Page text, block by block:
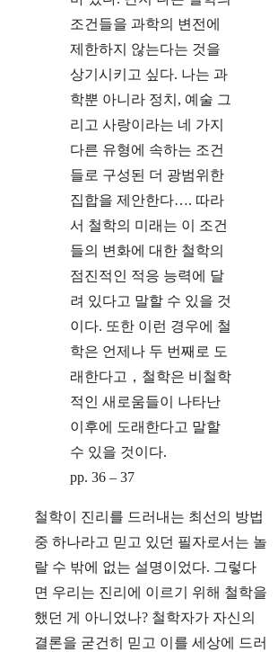
조건들을 과학의 변전에
제한하지 않는다는 것을
상기시키고 싶다. 나는 과
학뿐 아니라 정치, 예술 그
리고 사랑이라는 네 가지
다른 유형에 속하는 조건
들로 구성된 더 광범위한
집합을 제안한다…. 따라
서 철학의 미래는 이 조건
들의 변화에 대한 철학의
점진적인 적응 능력에 달
려 있다고 말할 수 있을 것
이다. 또한 이런 경우에 철
학은 언제나 두 번째로 도
래한다고，철학은 비철학
적인 새로움들이 나타난
이후에 도래한다고 말할
수 있을 것이다.
pp. 36 – 37
철학이 진리를 드러내는 최선의 방법
중 하나라고 믿고 있던 필자로서는 놀
랄 수 밖에 없는 설명이었다. 그렇다
면 우리는 진리에 이르기 위해 철학을
했던 게 아니었나? 철학자가 자신의
결론을 굳건히 믿고 이를 세상에 드러